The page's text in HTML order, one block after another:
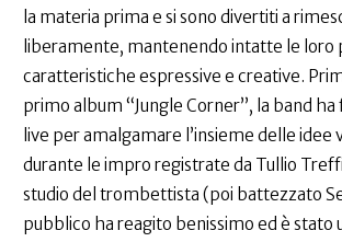
la materia prima e si sono divertiti a
liberamente, mantenendo intatte le loro
caratteristiche espressive e creative.
primo album “Jungle Corner”, la band
live per amalgamare l’insieme delle idee
durante le impro registrate da Tullio
studio del trombettista (poi battezzato
pubblico ha reagito benissimo ed è stato